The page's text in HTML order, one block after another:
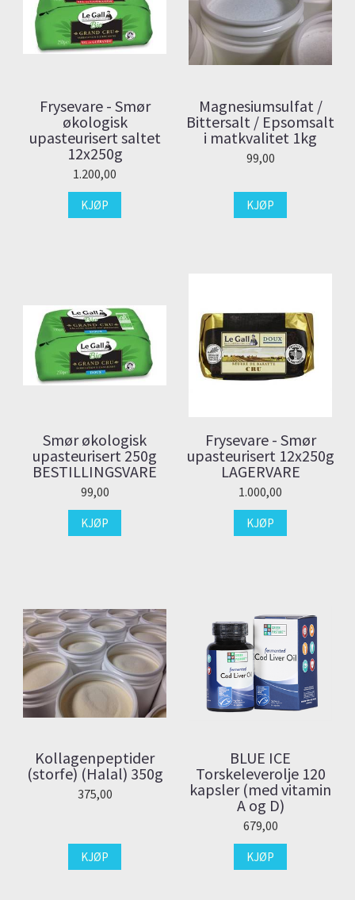
Frysevare - Smør
økologisk
upasteurisert saltet
12x250g
1.200,00
KJØP
Magnesiumsulfat /
Bittersalt / Epsomsalt
i matkvalitet 1kg
99,00
KJØP
Smør økologisk
upasteurisert 250g
BESTILLINGSVARE
99,00
KJØP
Frysevare - Smør
upasteurisert 12x250g
LAGERVARE
1.000,00
KJØP
Kollagenpeptider
(storfe) (Halal) 350g
375,00
KJØP
BLUE ICE
Torskeleverolje 120
kapsler (med vitamin
A og D)
679,00
KJØP